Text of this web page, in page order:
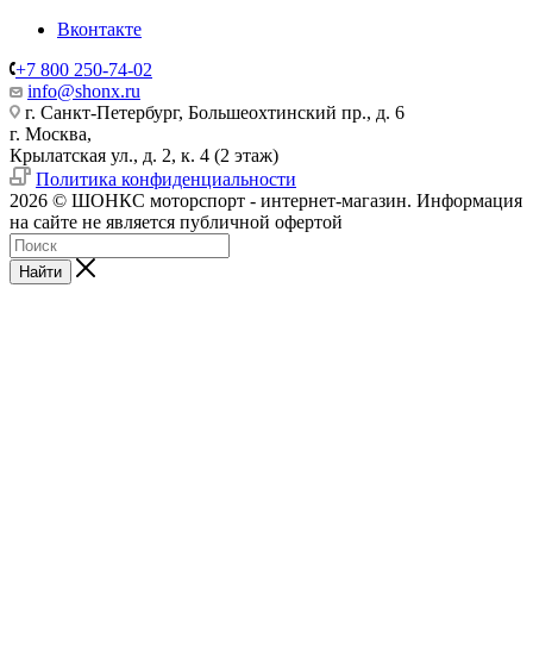
Вконтакте
+7 800 250-74-02
info@shonx.ru
г. Санкт-Петербург, Большеохтинский пр., д. 6
г. Москва,
Крылатская ул., д. 2, к. 4 (2 этаж)
Политика конфиденциальности
2026 © ШОНКС моторспорт - интернет-магазин. Информация
на сайте не является публичной офертой
Найти